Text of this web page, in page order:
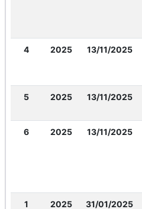
4 2025 13/11/2025
5 2025 13/11/2025
6 2025 13/11/2025
1 2025 31/01/2025